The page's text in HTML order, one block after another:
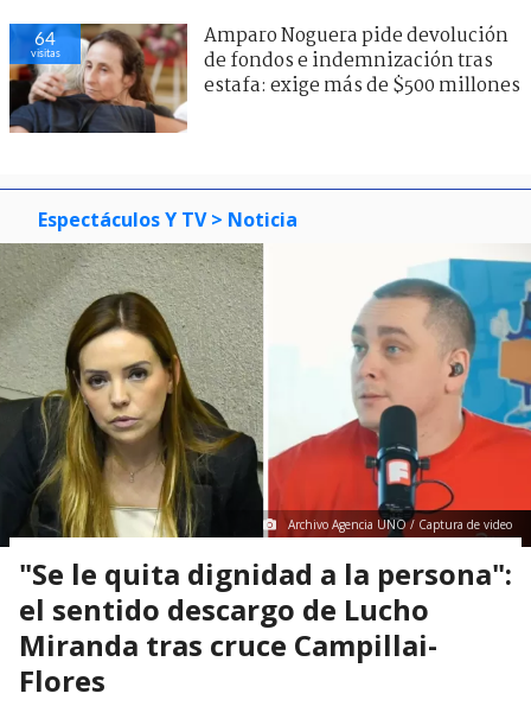
64
visitas
Amparo Noguera pide devolución
de fondos e indemnización tras
estafa: exige más de $500 millones
Espectáculos Y TV > Noticia
Archivo Agencia UNO / Captura de video
"Se le quita dignidad a la persona":
el sentido descargo de Lucho
Miranda tras cruce Campillai-
Flores